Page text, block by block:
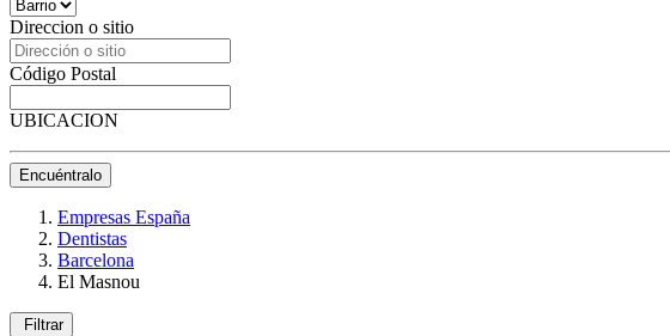
Direccion o sitio
Código Postal
UBICACION
Encuéntralo
Empresas España
Dentistas
Barcelona
El Masnou
Filtrar